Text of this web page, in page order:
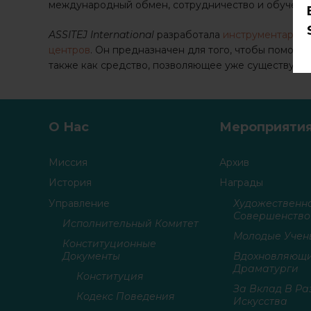
международный обмен, сотрудничество и
ASSITEJ International разработала инструментарий
центров. Он предназначен для того, чтобы помочь
также как средство, позволяющее уже
О Нас
Миссия
История
Управление
Исполнительный Комитет
Конституционные
Документы
Конституция
Кодекс Поведения
Архив
Награды
Совершенство
Молодые
Драматурги
За Вклад В
Искусства